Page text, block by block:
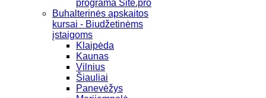
programa Site.pro
Buhalterinės apskaitos
kursai - Biudžetinėms
įstaigoms
Klaipėda
Kaunas
Vilnius
Šiauliai
Panevėžys